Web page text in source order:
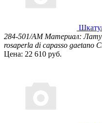
284-501/AM Материал:
rosaperla di capasso gaetano
Цена: 22 610 руб.